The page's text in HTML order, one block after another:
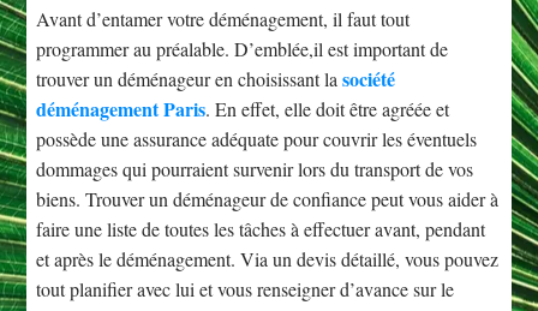
Avant d’entamer votre déménagement, il faut tout
programmer au préalable. D’emblée,il est important de
trouver un déménageur en choisissant lasociété
déménagement Paris. En effet, elle doit être agréée et
possède une assurance adéquate pour couvrir les éventuels
dommages qui pourraient survenir lors du transport de vos
biens. Trouver un déménageur de confiance peut vous aider à
faire une liste de toutes les tâches à effectuer avant, pendant
et après le déménagement. Via un devis détaillé, vous pouvez
tout planifier avec lui et vous renseigner d’avance sur le